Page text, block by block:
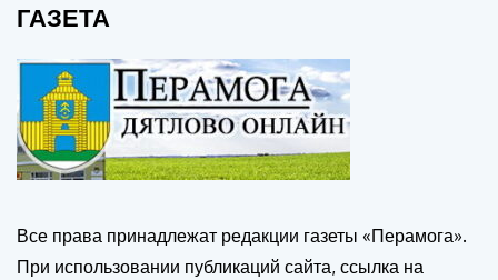
ГАЗЕТА
Все права принадлежат редакции газеты «Перамога».
При использовании публикаций сайта, ссылка на